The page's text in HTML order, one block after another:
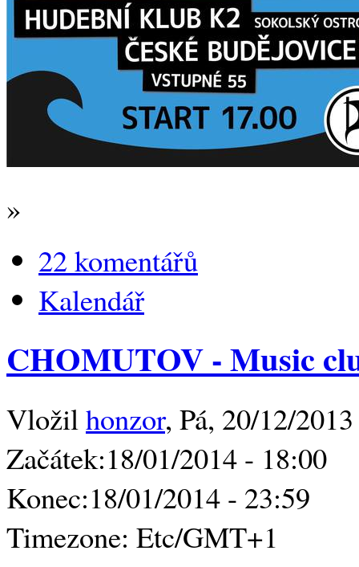
»
22 komentářů
Kalendář
CHOMUTOV - Music
Vložil honzor, Pá, 20/12/
Začátek:18/01/2014 - 18:00
Konec:18/01/2014 - 23:59
Timezone: Etc/GMT+1